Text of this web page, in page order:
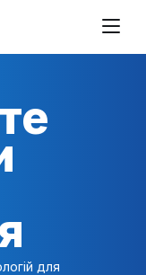
для